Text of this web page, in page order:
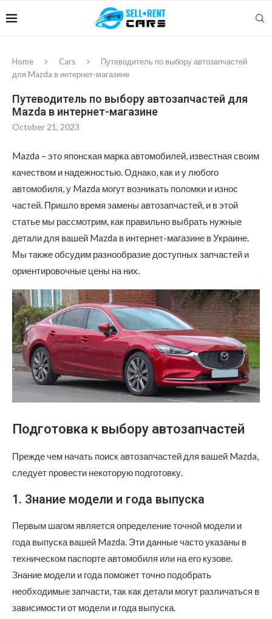
Home Cars
Путеводитель по выбору автозапчастей
для Mazda в интернет-магазине
Путеводитель по выбору автозапчастей для
Mazda в интернет-магазине
October 21, 2023
Mazda – это японская марка автомобилей, известная своим
качеством и надежностью. Однако, как и у любого
автомобиля, у Mazda могут возникать поломки и износ
частей. Пришло время замены автозапчастей, и в этой
статье мы рассмотрим, как правильно выбрать нужные
детали для вашей Mazda в интернет-магазине в Украине.
Мы также обсудим разнообразие доступных запчастей и
ориентировочные цены на них.
Подготовка к выбору автозапчастей
Прежде чем начать поиск автозапчастей для вашей Mazda,
следует провести некоторую подготовку.
1. Знание модели и года выпуска
Первым шагом является определение точной модели и
года выпуска вашей Mazda. Эти данные часто указаны в
техническом паспорте автомобиля или на его кузове.
Знание модели и года поможет точно подобрать
необходимые запчасти, так как детали могут различаться в
зависимости от модели и года выпуска.